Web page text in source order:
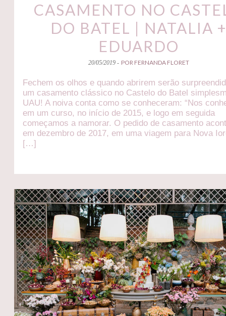
CASAMENTO NO
DO BATEL | NATALIA
EDUARDO
20/05/2019 - POR FERNANDA FLORET
Fechem os olhos e quando abrirem serão
um casamento clássico no Castelo do Batel
UAU! A noiva conta como se conheceram: “Nos
em um curso, no início de 2015, e logo em seguida
começamos a namorar. O pedido de casamento
em dezembro de 2017, em uma viagem para Nova
[…]